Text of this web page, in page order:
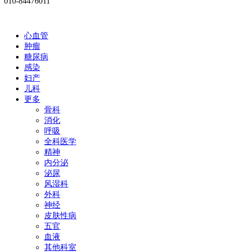
心血管
肿瘤
糖尿病
感染
妇产
儿科
更多
骨科
消化
呼吸
全科医学
精神
内分泌
泌尿
风湿科
外科
神经
皮肤性病
五官
血液
其他科室